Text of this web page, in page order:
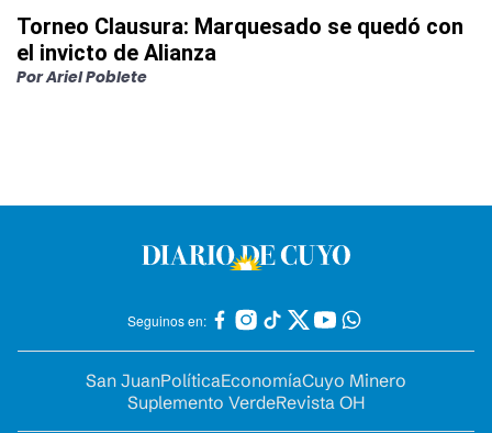
Torneo Clausura: Marquesado se quedó con
el invicto de Alianza
PorAriel Poblete
Seguinos en:
San JuanPolíticaEconomíaCuyo Minero
Suplemento VerdeRevista OH